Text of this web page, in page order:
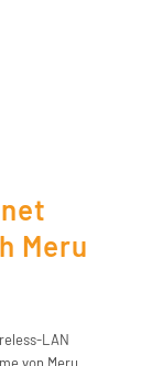
Meru
LAN